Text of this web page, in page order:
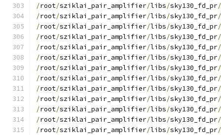
/root/sziklai_pair_amplifier/libs/sky130_fd_pr/
/root/sziklai_pair_amplifier/libs/sky130_fd_pr/
/root/sziklai_pair_amplifier/libs/sky130_fd_pr/
/root/sziklai_pair_amplifier/libs/sky130_fd_pr/
/root/sziklai_pair_amplifier/libs/sky130_fd_pr/
/root/sziklai_pair_amplifier/libs/sky130_fd_pr/
/root/sziklai_pair_amplifier/libs/sky130_fd_pr/
/root/sziklai_pair_amplifier/libs/sky130_fd_pr/
/root/sziklai_pair_amplifier/libs/sky130_fd_pr/
/root/sziklai_pair_amplifier/libs/sky130_fd_pr/
/root/sziklai_pair_amplifier/libs/sky130_fd_pr/
/root/sziklai_pair_amplifier/libs/sky130_fd_pr/
/root/sziklai_pair_amplifier/libs/sky130_fd_pr/